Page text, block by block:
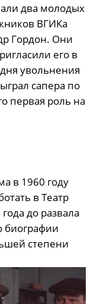
два молодых
ВГИКа
Гордон. Они
его в
увольнения
сапера по
первая роль на
в 1960 году
в Театр
до развала
биографии
степени